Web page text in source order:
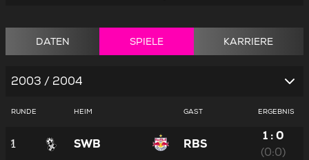
DATEN SPIELE KARRIERE
2003 / 2004
RUNDE HEIM GAST ERGEBNIS
1 SWB RBS
1 : 0
(0:0)